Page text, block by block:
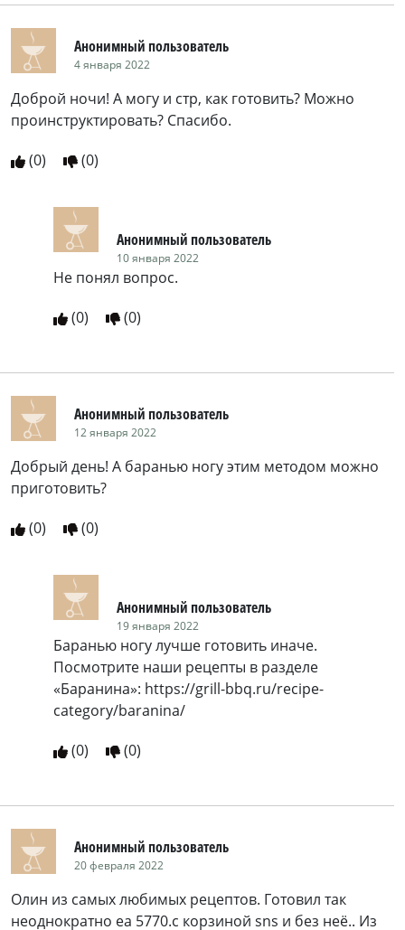
Анонимный пользователь
4 января 2022
Доброй ночи! А могу и стр, как готовить? Можно
проинструктировать? Спасибо.
(0) (0)
Анонимный пользователь
10 января 2022
Не понял вопрос.
(0) (0)
Анонимный пользователь
12 января 2022
Добрый день! А баранью ногу этим методом можно
приготовить?
(0) (0)
Анонимный пользователь
19 января 2022
Баранью ногу лучше готовить иначе.
Посмотрите наши рецепты в разделе
«Баранина»: https://grill-bbq.ru/recipe-
category/baranina/
(0) (0)
Анонимный пользователь
20 февраля 2022
Олин из самых любимых рецептов. Готовил так
неоднократно еа 5770.с корзиной sns и без неё.. Из